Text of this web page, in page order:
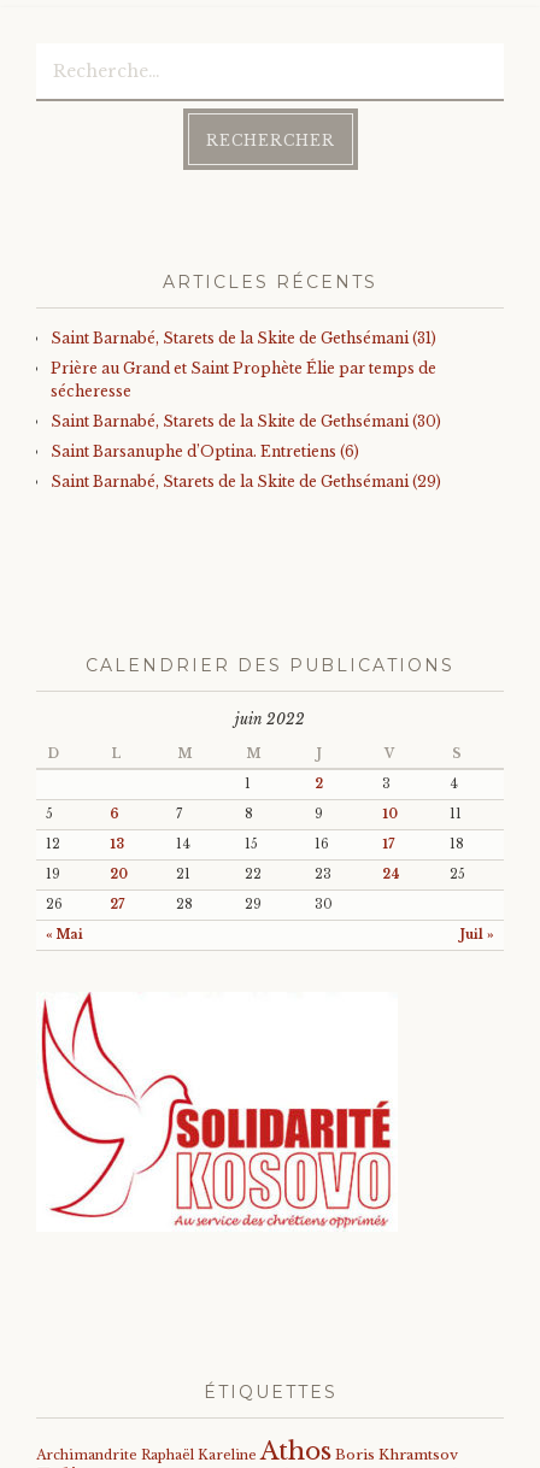
ARTICLES RÉCENTS
Saint Barnabé, Starets de la Skite de Gethsémani (31)
Prière au Grand et Saint Prophète Élie par temps de
sécheresse
Saint Barnabé, Starets de la Skite de Gethsémani (30)
Saint Barsanuphe d’Optina. Entretiens (6)
Saint Barnabé, Starets de la Skite de Gethsémani (29)
CALENDRIER DES PUBLICATIONS
juin 2022
D L M M V S
« Mai Juil »
1 2 3
4
5
6 7 8 9 10
11
12
13 14 15 16 17
18
19
20 21 22 23 24
25
26
27 28 29 30
ÉTIQUETTES
Archimandrite Raphaël Kareline Athos Boris Khramtsov